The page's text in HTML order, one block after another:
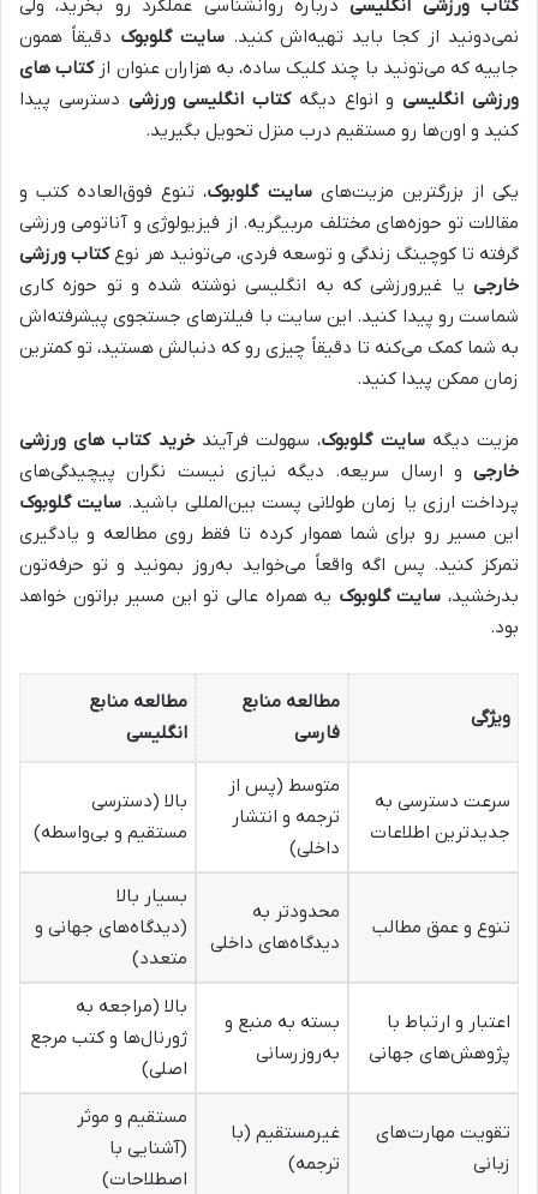
کتاب ورزشی انگلیسیدرباره روانشناسی عملکرد رو بخرید، ولی
نمی‌دونید از کجا باید تهیه‌اش کنید.سایت گلوبوک دقیقاً همون
جاییه که می‌تونید با چند کلیک ساده، به هزاران عنوان ازکتاب های
ورزشی انگلیسیو انواع دیگهکتاب انگلیسی ورزشی دسترسی پیدا
کنید و اون‌ها رو مستقیم درب منزل تحویل بگیرید.
یکی از بزرگترین مزیت‌هایسایت گلوبوک، تنوع فوق‌العاده کتب و
مقالات تو حوزه‌های مختلف مربیگریه. از فیزیولوژی و آناتومی ورزشی
گرفته تا کوچینگ زندگی و توسعه فردی، می‌تونید هر نوعکتاب ورزشی
خارجی یا غیرورزشی که به انگلیسی نوشته شده و تو حوزه کاری
شماست رو پیدا کنید. این سایت با فیلترهای جستجوی پیشرفته‌اش
به شما کمک می‌کنه تا دقیقاً چیزی رو که دنبالش هستید، تو کمترین
زمان ممکن پیدا کنید.
مزیت دیگهسایت گلوبوک، سهولت فرآیندخرید کتاب های ورزشی
خارجی و ارسال سریعه. دیگه نیازی نیست نگران پیچیدگی‌های
پرداخت ارزی یا زمان طولانی پست بین‌المللی باشید. سایت گلوبوک
این مسیر رو برای شما هموار کرده تا فقط روی مطالعه و یادگیری
تمرکز کنید. پس اگه واقعاً می‌خواید به‌روز بمونید و تو حرفه‌تون
بدرخشید، سایت گلوبوک یه همراه عالی تو این مسیر براتون خواهد
بود.
ویژگی
مطالعه منابع
فارسی
مطالعه منابع
انگلیسی
سرعت دسترسی به
جدیدترین اطلاعات
متوسط (پس از
ترجمه و انتشار
داخلی)
بالا (دسترسی
مستقیم و بی‌واسطه)
تنوع و عمق مطالب
محدودتر به
دیدگاه‌های داخلی
بسیار بالا
(دیدگاه‌های جهانی و
متعدد)
اعتبار و ارتباط با
پژوهش‌های جهانی
بسته به منبع و
به‌روزرسانی
بالا (مراجعه به
ژورنال‌ها و کتب مرجع
اصلی)
تقویت مهارت‌های
زبانی
غیرمستقیم (با
ترجمه)
مستقیم و موثر
(آشنایی با
اصطلاحات)